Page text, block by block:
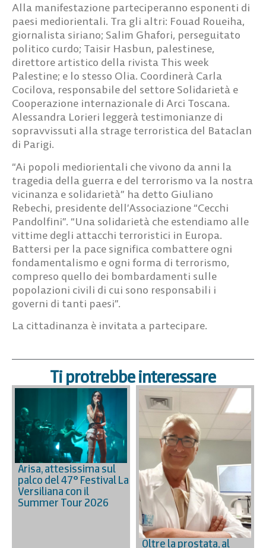
Alla manifestazione parteciperanno esponenti di
paesi mediorientali. Tra gli altri: Fouad Roueiha,
giornalista siriano; Salim Ghafori, perseguitato
politico curdo; Taisir Hasbun, palestinese,
direttore artistico della rivista This week
Palestine; e lo stesso Olia. Coordinerà Carla
Cocilova, responsabile del settore Solidarietà e
Cooperazione internazionale di Arci Toscana.
Alessandra Lorieri leggerà testimonianze di
sopravvissuti alla strage terroristica del Bataclan
di Parigi.
“Ai popoli mediorientali che vivono da anni la
tragedia della guerra e del terrorismo va la nostra
vicinanza e solidarietà” ha detto Giuliano
Rebechi, presidente dell’Associazione “Cecchi
Pandolfini”. “Una solidarietà che estendiamo alle
vittime degli attacchi terroristici in Europa.
Battersi per la pace significa combattere ogni
fondamentalismo e ogni forma di terrorismo,
compreso quello dei bombardamenti sulle
popolazioni civili di cui sono responsabili i
governi di tanti paesi”.
La cittadinanza è invitata a partecipare.
Ti protrebbe interessare
Arisa, attesissima sul
palco del 47° Festival La
Versiliana con il
Summer Tour 2026
Oltre la prostata, al